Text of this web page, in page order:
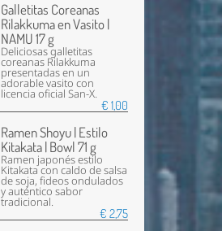
Galletitas Coreanas
Rilakkuma en Vasito |
NAMU 17 g
Deliciosas galletitas
coreanas Rilakkuma
presentadas en un
adorable vasito con
licencia oficial San-X.
€ 1,00
Ramen Shoyu | Estilo
Kitakata | Bowl 71 g
Ramen japonés estilo
Kitakata con caldo de salsa
de soja, fideos ondulados
y auténtico sabor
tradicional.
€ 2,75